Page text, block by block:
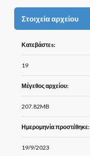
Στοιχεία αρχείου
Κατεβάστεs:
19
Μέγεθος αρχείου:
207.82MB
Ημερομηνία προστέθηκε:
19/9/2023